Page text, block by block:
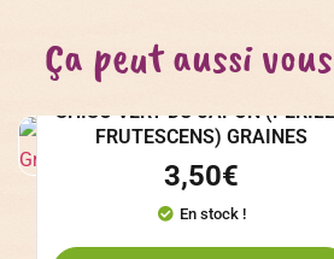
Ça peut aussi
SHISO VERT DU JAPON
FRUTESCENS) GRAINES
3,50€
En stock !